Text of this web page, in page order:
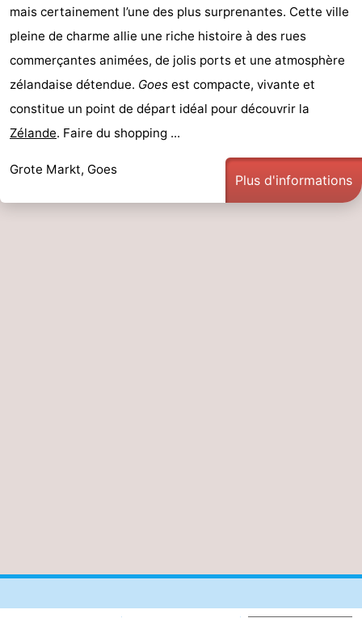
mais certainement l’une des plus surprenantes. Cette ville
pleine de charme allie une riche histoire à des rues
commerçantes animées, de jolis ports et une atmosphère
zélandaise détendue. Goes est compacte, vivante et
constitue un point de départ idéal pour découvrir la
Zélande. Faire du shopping ...
Grote Markt, Goes
Plus d'informations